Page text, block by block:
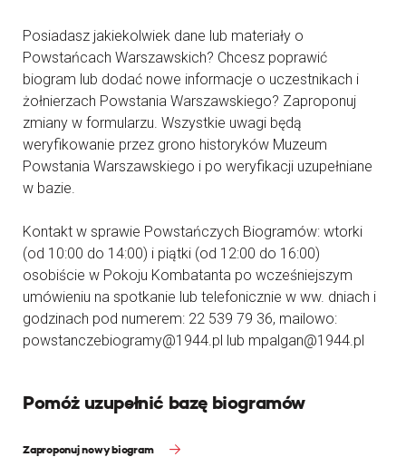
Posiadasz jakiekolwiek dane lub materiały o
Powstańcach Warszawskich? Chcesz poprawić
biogram lub dodać nowe informacje o uczestnikach i
żołnierzach Powstania Warszawskiego? Zaproponuj
zmiany w formularzu. Wszystkie uwagi będą
weryfikowanie przez grono historyków Muzeum
Powstania Warszawskiego i po weryfikacji uzupełniane
w bazie.
Kontakt w sprawie Powstańczych Biogramów: wtorki
(od 10:00 do 14:00) i piątki (od 12:00 do 16:00)
osobiście w Pokoju Kombatanta po wcześniejszym
umówieniu na spotkanie lub telefonicznie w ww. dniach i
godzinach pod numerem: 22 539 79 36, mailowo:
powstanczebiogramy@1944.pl lub mpalgan@1944.pl
Pomóż uzupełnić bazę biogramów
Zaproponuj nowy biogram